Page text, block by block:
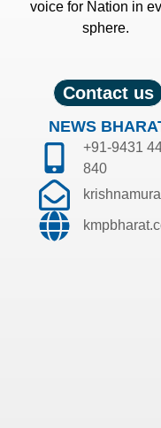
voice for Nation in
sphere.
Contact us
NEWS
+91-9431
840